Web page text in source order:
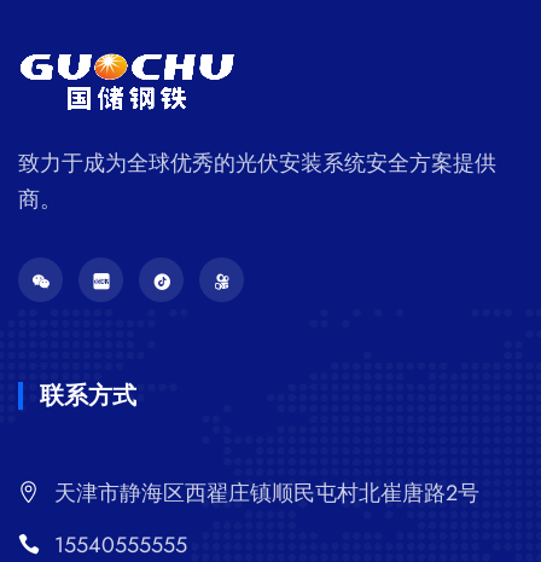
致力于成为全球优秀的光伏安装系统安全方案提供
商。
联系方式
天津市静海区西翟庄镇顺民屯村北崔唐路2号
15540555555